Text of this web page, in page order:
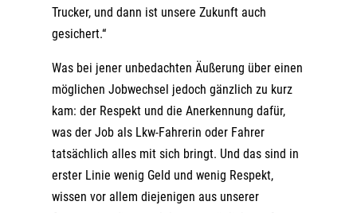
Trucker, und dann ist unsere Zukunft auch
gesichert.“
Was bei jener unbedachten Äußerung über einen
möglichen Jobwechsel jedoch gänzlich zu kurz
kam: der Respekt und die Anerkennung dafür,
was der Job als Lkw-Fahrerin oder Fahrer
tatsächlich alles mit sich bringt. Und das sind in
erster Linie wenig Geld und wenig Respekt,
wissen vor allem diejenigen aus unserer